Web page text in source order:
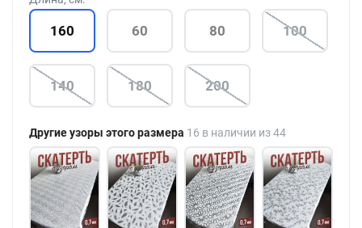
160 60 80 100
140 180 200
Другие узоры этого размера 16 в наличии из 44